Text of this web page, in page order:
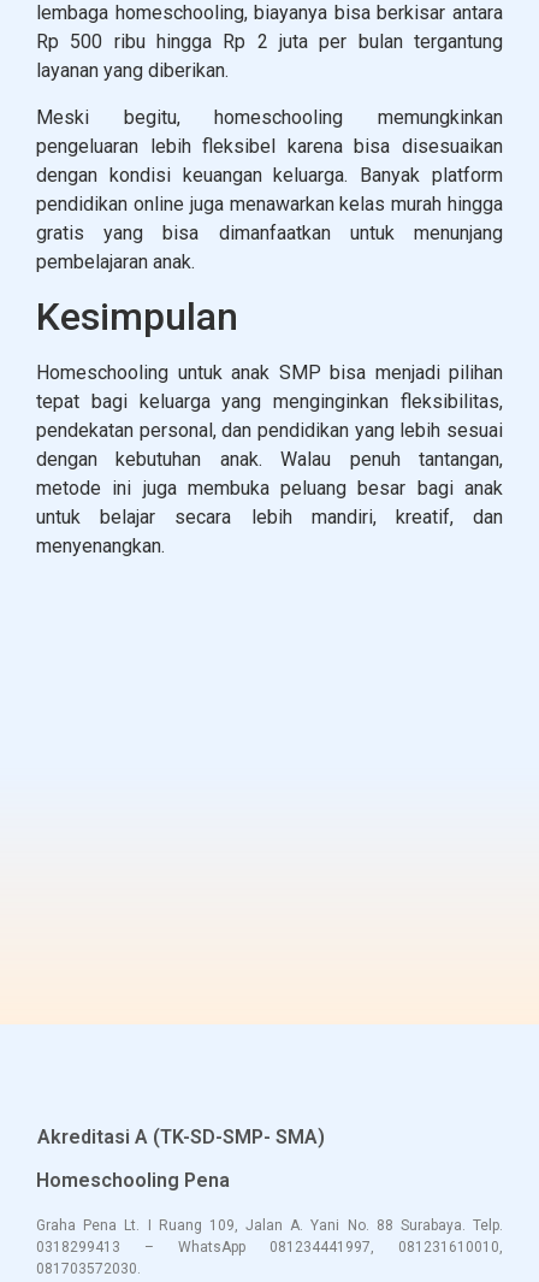
lembaga homeschooling, biayanya bisa berkisar antara
Rp 500 ribu hingga Rp 2 juta per bulan tergantung
layanan yang diberikan.
Meski begitu, homeschooling memungkinkan
pengeluaran lebih fleksibel karena bisa disesuaikan
dengan kondisi keuangan keluarga. Banyak platform
pendidikan online juga menawarkan kelas murah hingga
gratis yang bisa dimanfaatkan untuk menunjang
pembelajaran anak.
Kesimpulan
Homeschooling untuk anak SMP bisa menjadi pilihan
tepat bagi keluarga yang menginginkan fleksibilitas,
pendekatan personal, dan pendidikan yang lebih sesuai
dengan kebutuhan anak. Walau penuh tantangan,
metode ini juga membuka peluang besar bagi anak
untuk belajar secara lebih mandiri, kreatif, dan
menyenangkan.
Akreditasi A (TK-SD-SMP- SMA)
Homeschooling Pena
Graha Pena Lt. I Ruang 109, Jalan A. Yani No. 88 Surabaya. Telp.
0318299413 – WhatsApp 081234441997, 081231610010,
081703572030.